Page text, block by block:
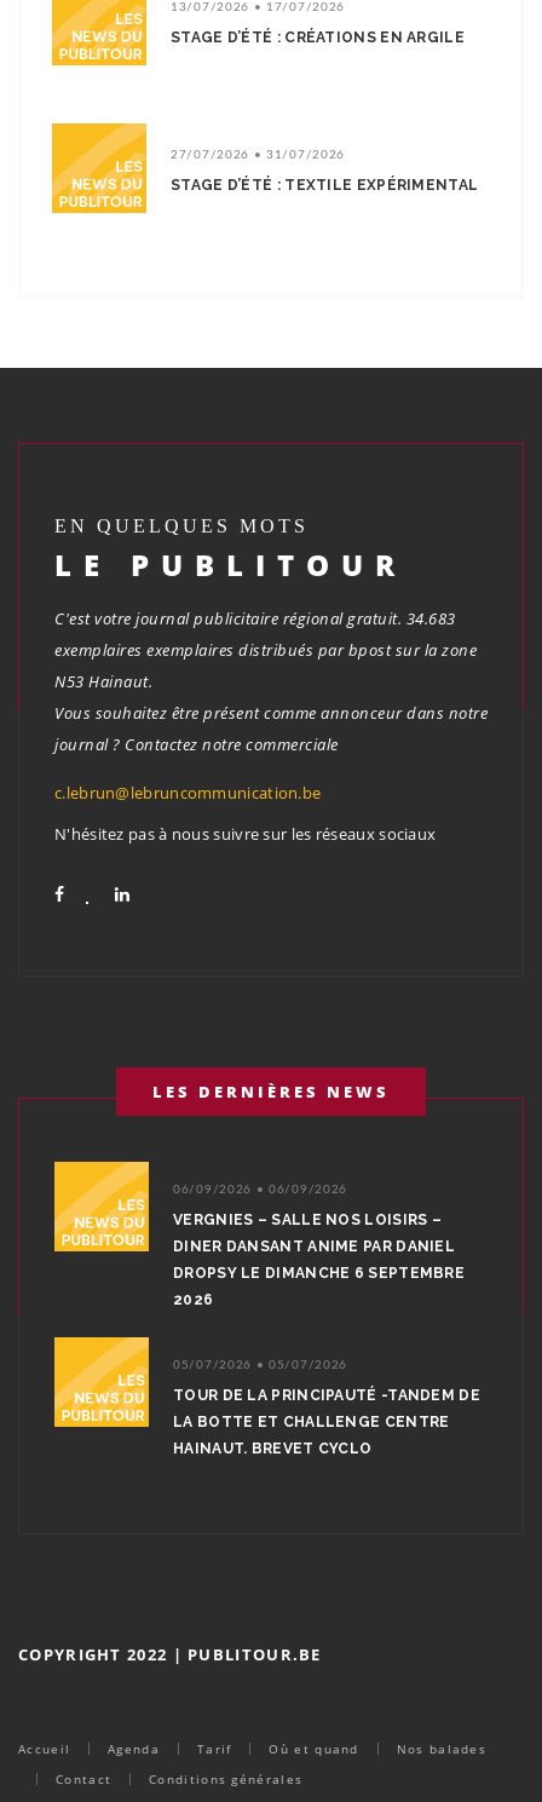
13/07/2026 • 17/07/2026
STAGE D’ÉTÉ : CRÉATIONS EN ARGILE
27/07/2026 • 31/07/2026
STAGE D’ÉTÉ : TEXTILE EXPÉRIMENTAL
EN QUELQUES MOTS
LE PUBLITOUR
C'est votre journal publicitaire régional gratuit. 34.683
exemplaires exemplaires distribués par bpost sur la zone
N53 Hainaut.
Vous souhaitez être présent comme annonceur dans notre
journal ? Contactez notre commerciale
c.lebrun@lebruncommunication.be
N'hésitez pas à nous suivre sur les réseaux sociaux
LES DERNIÈRES NEWS
06/09/2026 • 06/09/2026
VERGNIES – SALLE NOS LOISIRS –
DINER DANSANT ANIME PAR DANIEL
DROPSY LE DIMANCHE 6 SEPTEMBRE
2026
05/07/2026 • 05/07/2026
TOUR DE LA PRINCIPAUTÉ -TANDEM DE
LA BOTTE ET CHALLENGE CENTRE
HAINAUT. BREVET CYCLO
COPYRIGHT 2022 | PUBLITOUR.BE
Accueil Agenda Tarif Où et quand
Nos balades
Contact
Conditions générales